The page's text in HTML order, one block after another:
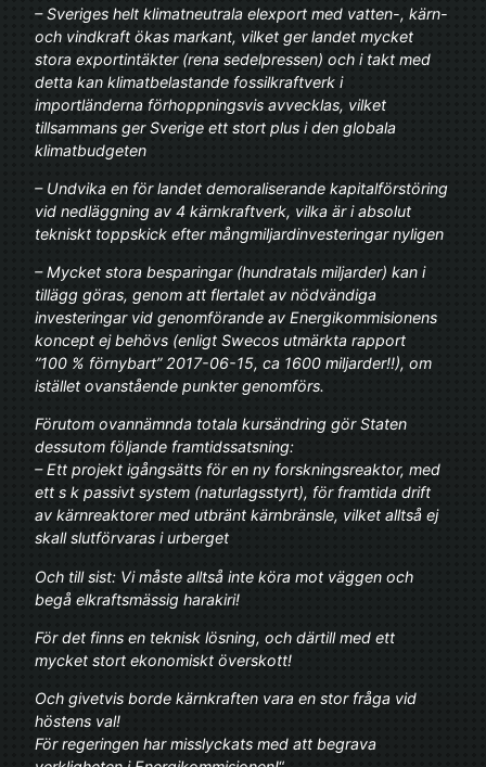
– Sveriges helt klimatneutrala elexport med vatten-, kärn-
och vindkraft ökas markant, vilket ger landet mycket
stora exportintäkter (rena sedelpressen) och i takt med
detta kan klimatbelastande fossilkraftverk i
importländerna förhoppningsvis avvecklas, vilket
tillsammans ger Sverige ett stort plus i den globala
klimatbudgeten
– Undvika en för landet demoraliserande kapitalförstöring
vid nedläggning av 4 kärnkraftverk, vilka är i absolut
tekniskt toppskick efter mångmiljardinvesteringar nyligen
– Mycket stora besparingar (hundratals miljarder) kan i
tillägg göras, genom att flertalet av nödvändiga
investeringar vid genomförande av Energikommisionens
koncept ej behövs (enligt Swecos utmärkta rapport
”100 % förnybart” 2017-06-15, ca 1600 miljarder!!), om
istället ovanstående punkter genomförs.
Förutom ovannämnda totala kursändring gör Staten
dessutom följande framtidssatsning:
– Ett projekt igångsätts för en ny forskningsreaktor, med
ett s k passivt system (naturlagsstyrt), för framtida drift
av kärnreaktorer med utbränt kärnbränsle, vilket alltså ej
skall slutförvaras i urberget
Och till sist: Vi måste alltså inte köra mot väggen och
begå elkraftsmässig harakiri!
För det finns en teknisk lösning, och därtill med ett
mycket stort ekonomiskt överskott!
Och givetvis borde kärnkraften vara en stor fråga vid
höstens val!
För regeringen har misslyckats med att begrava